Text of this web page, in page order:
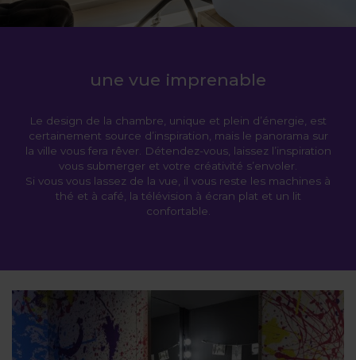
une vue imprenable
Le design de la chambre, unique et plein d’énergie, est
certainement source d’inspiration, mais le panorama sur
la ville vous fera rêver. Détendez-vous, laissez l’inspiration
vous submerger et votre créativité s’envoler.
Si vous vous lassez de la vue, il vous reste les machines à
thé et à café, la télévision à écran plat et un lit
confortable.